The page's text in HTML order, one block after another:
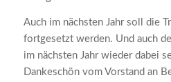
Auch im nächsten Jahr soll die
fortgesetzt werden. Und auch
im nächsten Jahr wieder dabei
Dankeschön vom Vorstand an